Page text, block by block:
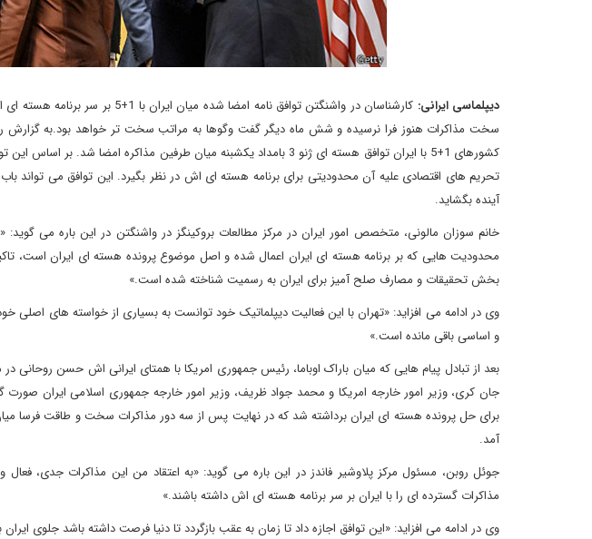
دیپلماسی ایرانی:
کارشناسان در واشنگتن توافق نامه
سخت مذاکرات هنوز فرا نرسیده و شش ماه دیگر گفت وگوها به مراتب سخت تر خواهد بود.به گزارش
کشورهای 1+5 با ایران توافق هسته ای ژنو 3 بامداد یکشبنه میان طرفین
آینده بگشاید.
خانم سوزان مالونی، متخصص امور ایران در مرکز مطالعات بروکینگز در واشنگتن در این باره می
محدودیت هایی که بر برنامه هسته ای ایران اعمال شده و اصل موضوع پرونده هسته ای ایران است،
بخش تحقیقات و مصارف صلح آمیز برای ایران به رسمیت شناخته شده است.»
وی در ادامه می افزاید: «تهران با این فعالیت دیپلماتیک خود توانست به بسیاری از خواسته های اصلی
و اساسی باقی مانده است.»
بعد از تبادل پیام هایی که میان باراک اوباما، رئیس جمهوری امریکا با همتای ایرانی اش حسن روحانی
جان کری، وزیر امور خارجه امریکا و محمد جواد ظریف، وزیر امور خارجه جمهوری اسلامی ایران صورت
برای حل پرونده هسته ای ایران برداشته شد که در نهایت پس از سه دور مذاکرات سخت و طاقت فرسا
آمد.
جوئل روبن، مسئول مرکز پلاوشیر فاندز در این باره می گوید: «به اعتقاد من این مذاکرات جدی، فعال
مذاکرات گسترده ای را با ایران بر سر برنامه هسته ای اش داشته باشند.»
وی در ادامه می افزاید: «این توافق اجازه داد تا زمان به عقب بازگردد تا دنیا فرصت داشته باشد جلوی